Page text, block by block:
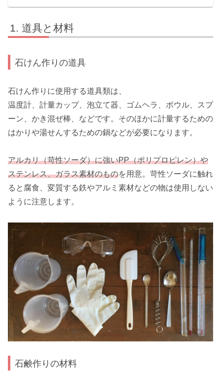
道具と材料
石けん作りの道具
石けん作りに使用する道具類は、
温度計、計量カップ、泡立て器、ゴムヘラ、ボウル、スプ
ーン、かき混ぜ棒、などです。そのほかに計量するための
はかりや湯せんするための鍋などが必要になります。
アルカリ（苛性ソーダ）に強いPP（ポリプロピレン）や
ステンレス、ガラス素材のものを用意。苛性ソーダに触れ
ると腐食、変質する鉄やアルミ素材などの物は使用しない
ように注意します。
石鹸作りの材料